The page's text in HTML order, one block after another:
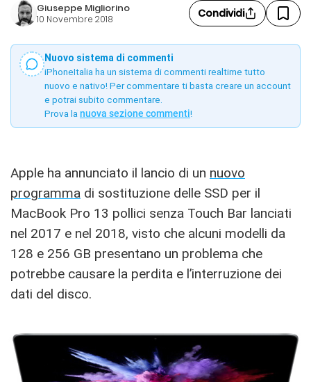
Giuseppe Migliorino
10 Novembre 2018 Condividi
Nuovo sistema di commenti
iPhoneItalia ha un sistema di commenti realtime tutto
nuovo e nativo! Per commentare ti basta creare un account
e potrai subito commentare.
Prova la nuova sezione commenti!
Apple ha annunciato il lancio di un nuovo
programma di sostituzione delle SSD per il
MacBook Pro 13 pollici senza Touch Bar lanciati
nel 2017 e nel 2018, visto che alcuni modelli da
128 e 256 GB presentano un problema che
potrebbe causare la perdita e l’interruzione dei
dati del disco.